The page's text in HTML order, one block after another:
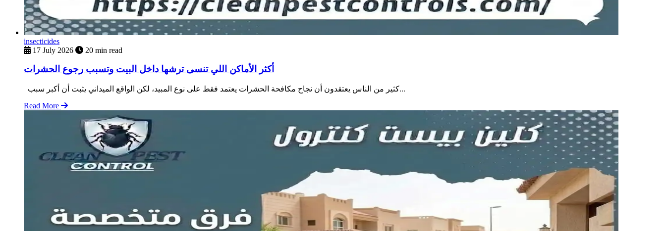
insecticides
17 July 2026
20 min read
أكثر الأماكن اللي تنسى ترشها داخل البيت وتسبب رجوع الحشرات
كثير من الناس يعتقدون أن نجاح مكافحة الحشرات يعتمد فقط على نوع المبيد، لكن الواقع الميداني يثبت أن أكبر سبب...
Read More